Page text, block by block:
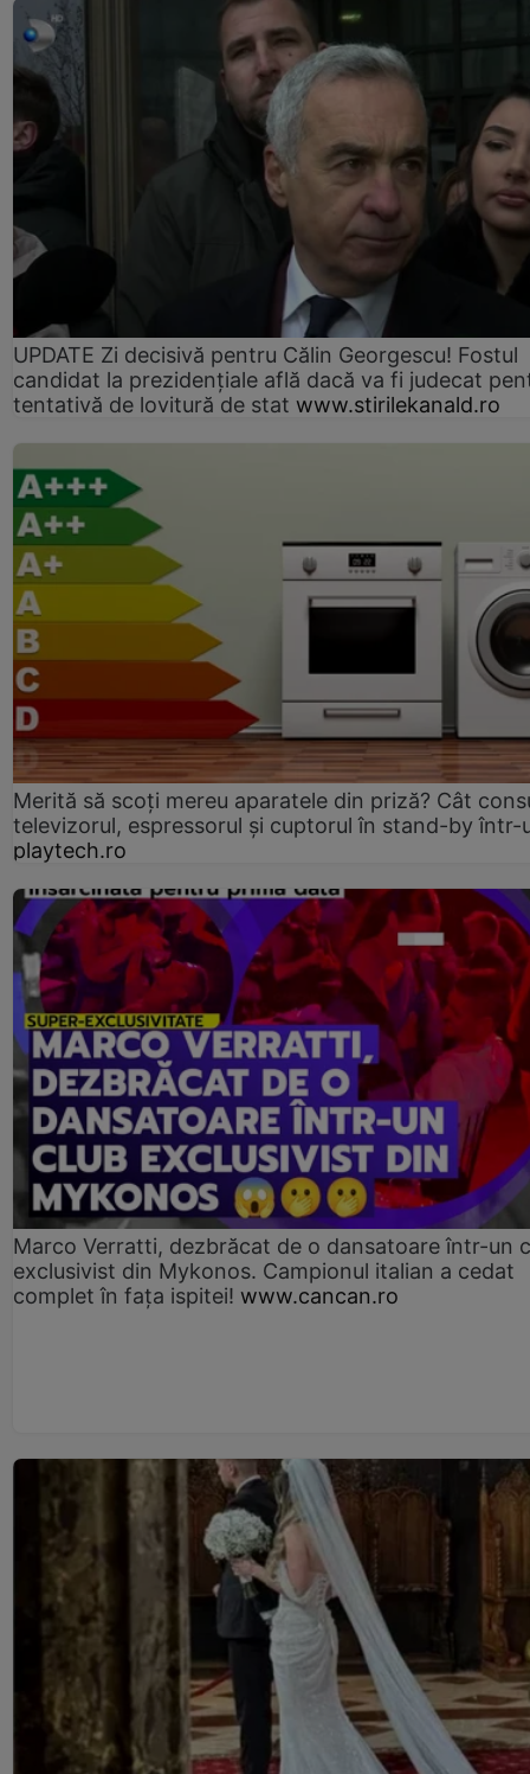
UPDATE Zi decisivă pentru Călin Georgescu! Fostul
candidat la prezidențiale află dacă va fi judecat
tentativă de lovitură de stat www.stirilekanald.ro
Merită să scoți mereu aparatele din priză? Cât
televizorul, espressorul și cuptorul în stand-by într-
playtech.ro
Marco Verratti, dezbrăcat de o dansatoare într-un
exclusivist din Mykonos. Campionul italian a cedat
complet în fața ispitei! www.cancan.ro